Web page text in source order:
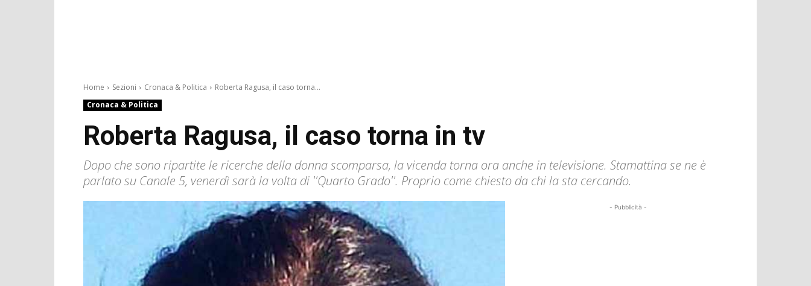
Home Sezioni Cronaca & Politica
Roberta Ragusa, il caso torna...
Cronaca & Politica
Roberta Ragusa, il caso torna in tv
Dopo che sono ripartite le ricerche della donna scomparsa, la vicenda torna ora anche in televisione. Stamattina se ne è
parlato su Canale 5, venerdì sarà la volta di ''Quarto Grado''. Proprio come chiesto da chi la sta cercando.
- Pubblicità -